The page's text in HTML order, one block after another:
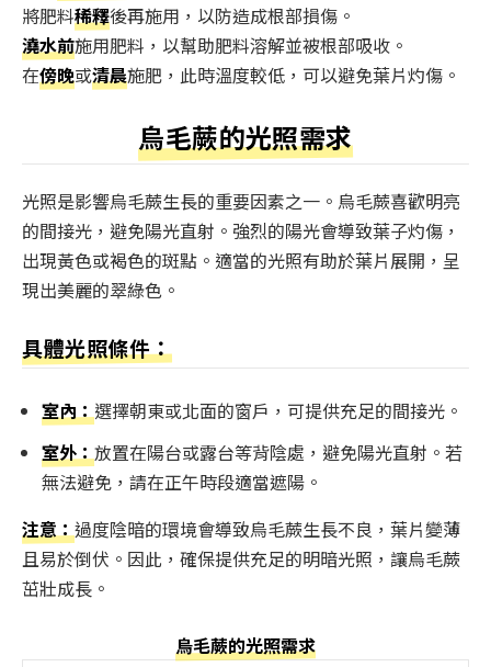
將肥料稀釋後再施用，以防造成根部損傷。
澆水前施用肥料，以幫助肥料溶解並被根部吸收。
在傍晚或清晨施肥，此時溫度較低，可以避免葉片灼傷。
烏毛蕨的光照需求
光照是影響烏毛蕨生長的重要因素之一。烏毛蕨喜歡明亮
的間接光，避免陽光直射。強烈的陽光會導致葉子灼傷，
出現黃色或褐色的斑點。適當的光照有助於葉片展開，呈
現出美麗的翠綠色。
具體光照條件：
室內：選擇朝東或北面的窗戶，可提供充足的間接光。
室外：放置在陽台或露台等背陰處，避免陽光直射。若
無法避免，請在正午時段適當遮陽。
注意：過度陰暗的環境會導致烏毛蕨生長不良，葉片變薄
且易於倒伏。因此，確保提供充足的明暗光照，讓烏毛蕨
茁壯成長。
烏毛蕨的光照需求